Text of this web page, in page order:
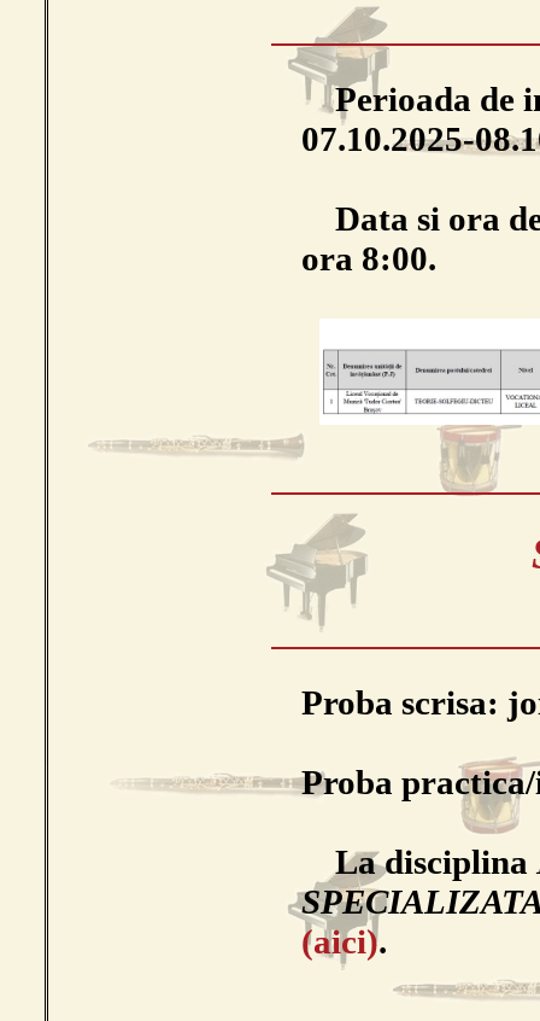
Perioada de
07.10.2025-
Data si ora
ora 8:00.
Proba scrisa:
Proba practica/
La disciplina
(aici).